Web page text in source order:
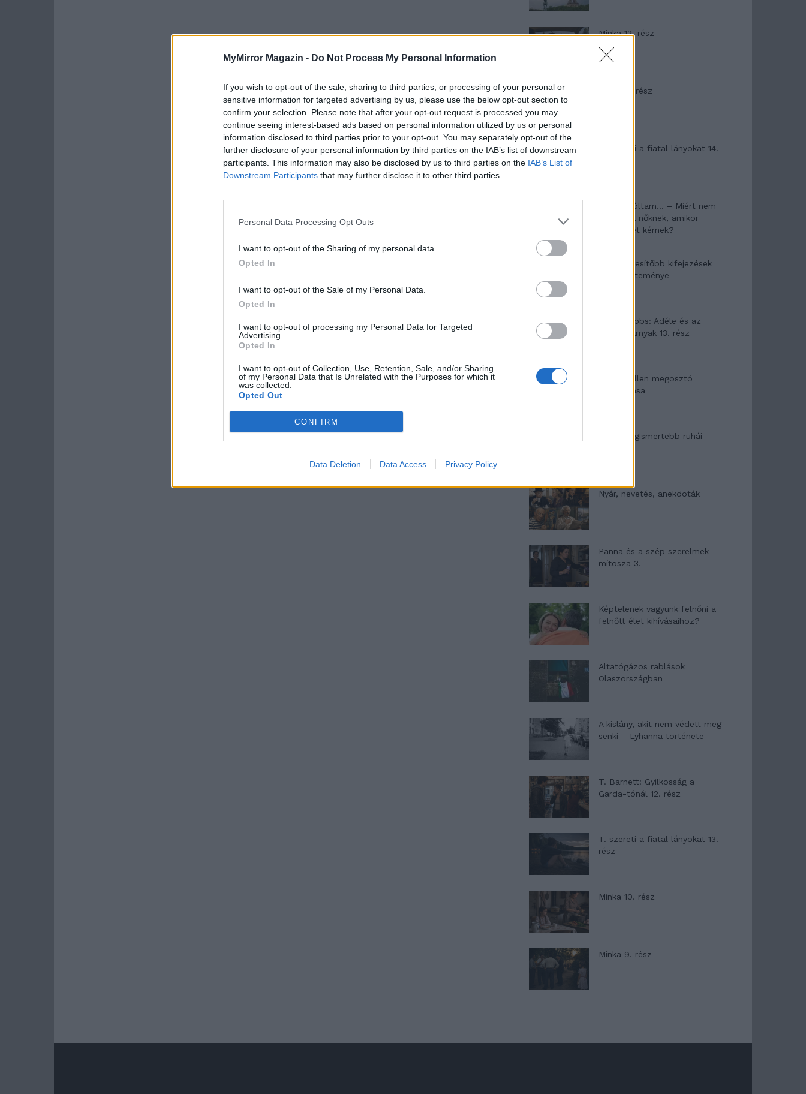
MyMirror Magazin - Do Not Process My Personal Information
If you wish to opt-out of the sale, sharing to third parties, or processing of your personal or
sensitive information for targeted advertising by us, please use the below opt-out section to
confirm your selection. Please note that after your opt-out request is processed you may
continue seeing interest-based ads based on personal information utilized by us or personal
information disclosed to third parties prior to your opt-out. You may separately opt-out of the
further disclosure of your personal information by third parties on the IAB’s list of downstream
participants. This information may also be disclosed by us to third parties on the IAB’s List of
Downstream Participants that may further disclose it to other third parties.
Personal Data Processing Opt Outs
I want to opt-out of the Sharing of my personal data.
Opted In
I want to opt-out of the Sale of my Personal Data.
Opted In
I want to opt-out of processing my Personal Data for Targeted
Advertising.
Opted In
I want to opt-out of Collection, Use, Retention, Sale, and/or Sharing
of my Personal Data that Is Unrelated with the Purposes for which it
was collected.
Opted Out
CONFIRM
Data Deletion Data Access Privacy Policy
Minka 12. rész
Minka 11. rész
T. szereti a fiatal lányokat 14.
Pedig szóltam… – Miért nem
hiszünk a nőknek, amikor
segítséget kérnek?
A legidegesítőbb kifejezések
laza gyűjteménye
Elyna Robbs: Adéle és az
örökölt árnyak 13. rész
Woody Allen megosztó
zsenialitása
A világ legismertebb ruhái
Nyár, nevetés, anekdoták
Panna és a szép szerelmek
mítosza 3.
Képtelenek vagyunk felnőni a
felnőtt élet kihívásaihoz?
Altatógázos rablások
Olaszországban
A kislány, akit nem védett meg
senki – Lyhanna története
T. Barnett: Gyilkosság a
Garda-tónál 12. rész
T. szereti a fiatal lányokat 13.
rész
Minka 10. rész
Minka 9. rész